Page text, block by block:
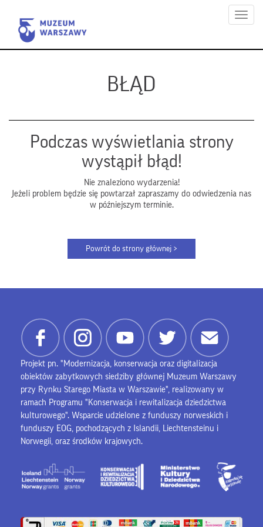
Menu
BŁĄD
Podczas wyświetlania strony
wystąpił błąd!
Nie znaleziono wydarzenia!
Jeżeli problem będzie się powtarzał zapraszamy do odwiedzenia nas
w późniejszym terminie.
Projekt pn. "Modernizacja, konserwacja oraz digitalizacja
obiektów zabytkowych siedziby głównej Muzeum Warszawy
przy Rynku Starego Miasta w Warszawie", realizowany w
ramach Programu "Konserwacja i rewitalizacja dziedzictwa
kulturowego". Wsparcie udzielone z funduszy norweskich i
funduszy EOG, pochodzących z Islandii, Liechtensteinu i
Norwegii, oraz środków krajowych.